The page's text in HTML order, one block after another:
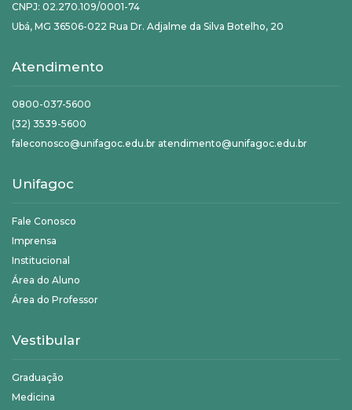
CNPJ: 02.270.109/0001-74
Ubá, MG 36506-022 Rua Dr. Adjalme da Silva Botelho, 20
Atendimento
0800-037-5600
(32) 3539-5600
faleconosco@unifagoc.edu.br atendimento@unifagoc.edu.br
Unifagoc
Fale Conosco
Imprensa
Institucional
Área do Aluno
Área do Professor
Vestibular
Graduação
Medicina